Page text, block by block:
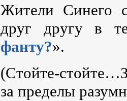
Жители Синего
друг другу в
фанту?».
(Стойте-
за пределы